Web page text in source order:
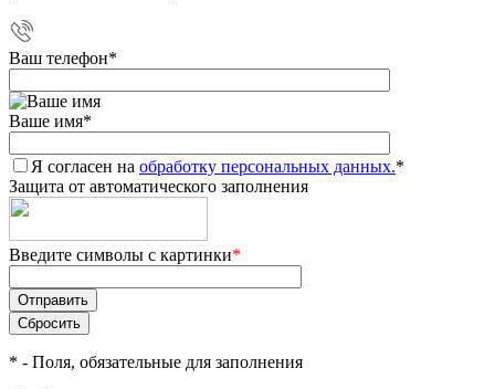
Ваш телефон*
Ваше имя*
Я согласен на обработку персональных данных.*
Защита от автоматического заполнения
Введите символы с картинки*
* - Поля, обязательные для заполнения